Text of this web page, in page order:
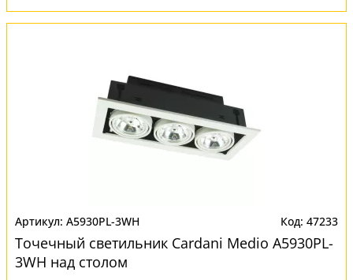
A5930PL-3WH 47233
Точечный светильник Cardani Medio A5930PL-
3WH над столом